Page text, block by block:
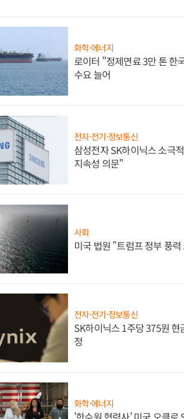
화학·에너지
로이터 "정제연료 3만 톤 한
수요 늘어
전자·전기·정보통신
삼성전자 SK하이닉스 소극
지속성 의문"
사회
미국 법원 "트럼프 정부 풍
전자·전기·정보통신
SK하이닉스 1주당 375원
정
화학·에너지